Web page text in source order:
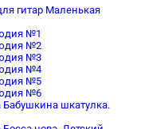
гитар Маленькая
№1
№2
№3
№4
№5
№6
шкатулка.